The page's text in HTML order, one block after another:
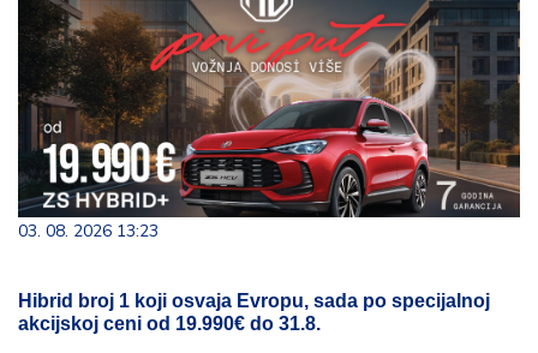
03. 08. 2026 13:23
Hibrid broj 1 koji osvaja Evropu, sada po specijalnoj
akcijskoj ceni od 19.990€ do 31.8.